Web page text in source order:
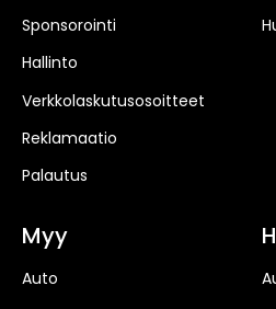
Sponsorointi
Hallinto
Verkkolaskutusosoitteet
Reklamaatio
Palautus
Myy
Auto